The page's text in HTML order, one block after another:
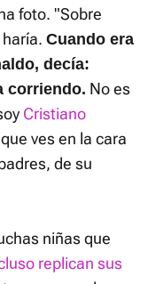
foto. "Sobre
Cuando era
decía:
corriendo. No es
Cristiano
ves en la cara
de su
niñas que
replican sus